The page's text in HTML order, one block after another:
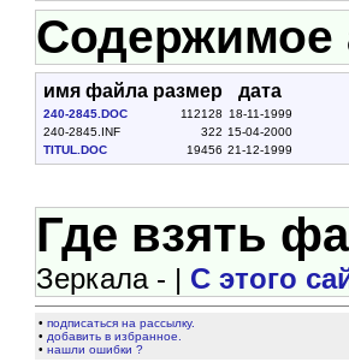
Содержимое
имя файла размер дата
240-2845.DOC 112128 18-11-1999
240-2845.INF
322 15-04-2000
TITUL.DOC
19456 21-12-1999
Где взять
Зеркала - | С этого
•подписаться на рассылку.
• добавить в избранное.
•нашли ошибки ?